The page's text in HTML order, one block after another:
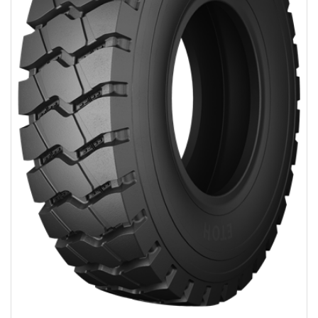
Cas des fabricant d'équipement d'origine
Contact